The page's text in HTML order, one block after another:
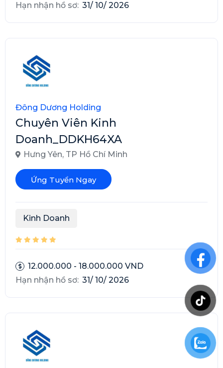
Hạn nhận hồ sơ: 31/ 10/ 2026
Đông Dương Holding
Chuyên Viên Kinh
Doanh_DDKH64XA
Hưng Yên, TP Hồ Chí Minh
Ứng Tuyển Ngay
Kinh Doanh
12.000.000 - 18.000.000 VND
Hạn nhận hồ sơ: 31/ 10/ 2026